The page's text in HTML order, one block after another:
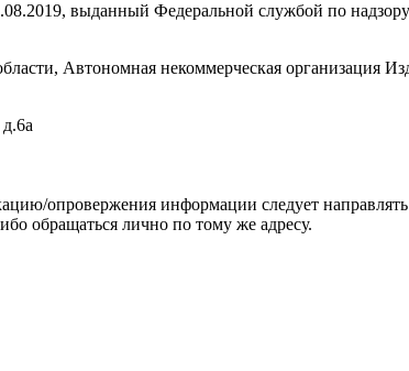
выданный Федеральной службой по
Автономная некоммерческая
опровержения информации следует
обращаться лично по тому же адресу.